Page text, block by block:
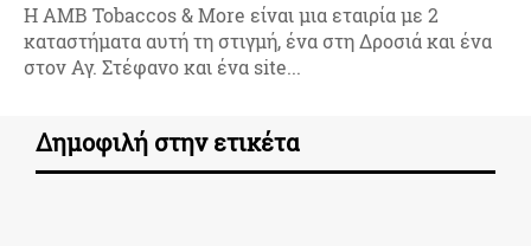
Η AMB Tobaccos & More είναι μια εταιρία με 2
καταστήματα αυτή τη στιγμή, ένα στη Δροσιά και ένα
στον Αγ. Στέφανο και ένα site...
Δημοφιλή στην ετικέτα